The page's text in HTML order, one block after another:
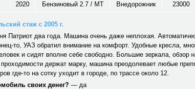
2020 Бензиновый 2.7 / MT Внедорожник 23000
стаж с 2005 г.
Патриот два года. Машина очень даже неплохая.
то, УАЗ обратил внимание на комфорт. Удобные кресла,
и сидят вполне себе свободно. Большие зеркала, обзор
держат марку, машина преодолевает любые
где-то на сотку уходит в городе, по трассе около 12.
своих денег? — да